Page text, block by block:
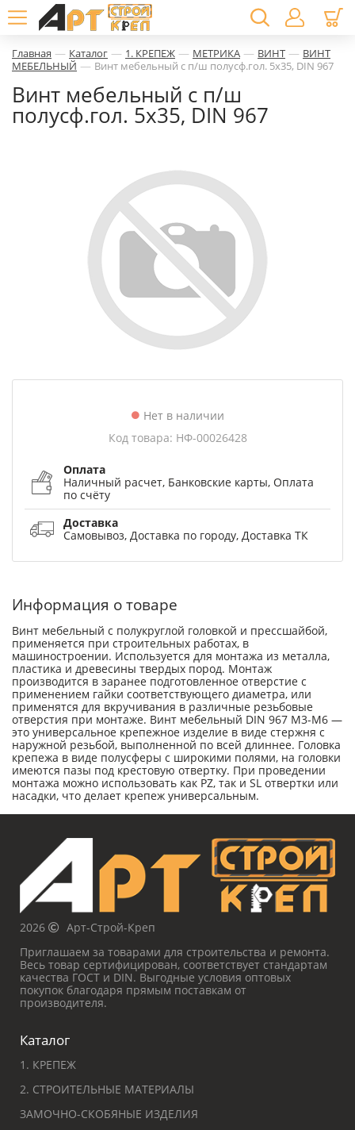
Главная — Каталог — 1. КРЕПЕЖ — МЕТРИКА — ВИНТ — ВИНТ
МЕБЕЛЬНЫЙ — Винт мебельный с п/ш полусф.гол. 5х35, DIN 967
Винт мебельный с п/ш
полусф.гол. 5х35, DIN 967
Нет в наличии
Код товара: НФ-00026428
Оплата
Наличный расчет, Банковские карты, Оплата
по счёту
Доставка
Самовывоз, Доставка по городу, Доставка ТК
Информация о товаре
Винт мебельный с полукруглой головкой и прессшайбой,
применяется при строительных работах, в
машиностроении. Используется для монтажа из металла,
пластика и древесины твердых пород. Монтаж
производится в заранее подготовленное отверстие с
применением гайки соответствующего диаметра, или
применятся для вкручивания в различные резьбовые
отверстия при монтаже. Винт мебельный DIN 967 М3-М6 —
это универсальное крепежное изделие в виде стержня с
наружной резьбой, выполненной по всей длиннее. Головка
крепежа в виде полусферы с широкими полями, на головки
имеются пазы под крестовую отвертку. При проведении
монтажа можно использовать как PZ, так и SL отвертки или
насадки, что делает крепеж универсальным.
2026
Арт-Строй-Креп
Приглашаем за товарами для строительства и ремонта.
Весь товар сертифицирован, соответствует стандартам
качества ГОСТ и DIN. Выгодные условия оптовых
покупок благодаря прямым поставкам от
производителя.
Каталог
1. КРЕПЕЖ
2. СТРОИТЕЛЬНЫЕ МАТЕРИАЛЫ
ЗАМОЧНО-СКОБЯНЫЕ ИЗДЕЛИЯ